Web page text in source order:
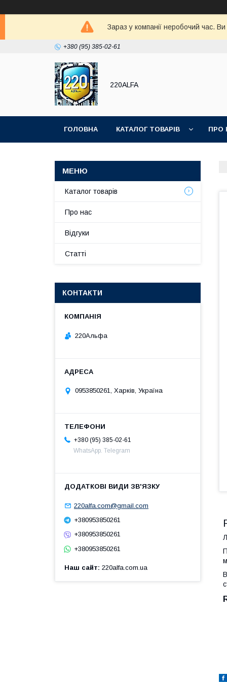
Зараз у компанії неробочий час.
+380 (95) 385-02-61
220ALFA
ГОЛОВНА КАТАЛОГ ТОВАРІВ ПРО
Каталог товарів
Про нас
Відгуки
Статті
КОНТАКТИ
220Альфа
0953850261, Харків, Україна
+380 (95) 385-02-61
WhatsApp. Telegram
220alfa.com@gmail.com
+380953850261
+380953850261
+380953850261
Наш сайт 220alfa.com.ua